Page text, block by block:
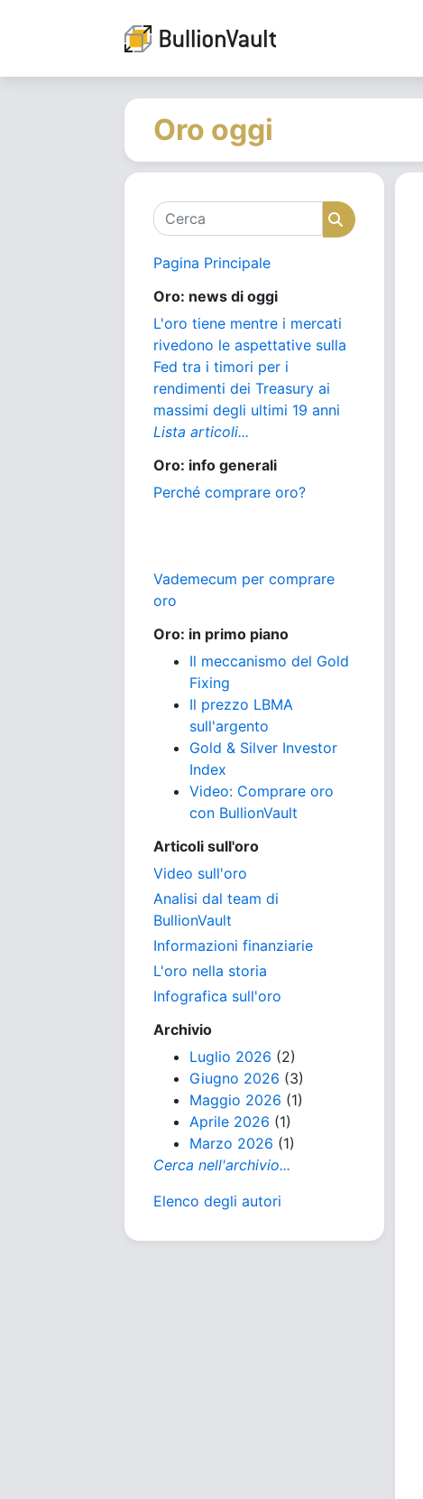
Oro oggi
Cerca Cerca
Pagina Principale
Oro: news di oggi
L'oro tiene mentre i mercati
rivedono le aspettative sulla
Fed tra i timori per i
rendimenti dei Treasury ai
massimi degli ultimi 19 anni
Lista articoli...
Oro: info generali
Perché comprare oro?
Vademecum per comprare
oro
Oro: in primo piano
Il meccanismo del Gold
Fixing
Il prezzo LBMA
sull'argento
Gold & Silver Investor
Index
Video: Comprare oro
con BullionVault
Articoli sull'oro
Video sull'oro
Analisi dal team di
BullionVault
Informazioni finanziarie
L'oro nella storia
Infografica sull'oro
Archivio
Luglio 2026 (2)
Giugno 2026 (3)
Maggio 2026 (1)
Aprile 2026 (1)
Marzo 2026 (1)
Cerca nell'archivio...
Elenco degli autori